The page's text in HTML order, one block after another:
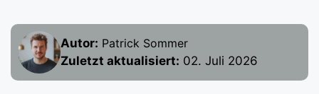
Autor: Patrick Sommer
Zuletzt aktualisiert: 02. Juli 2026